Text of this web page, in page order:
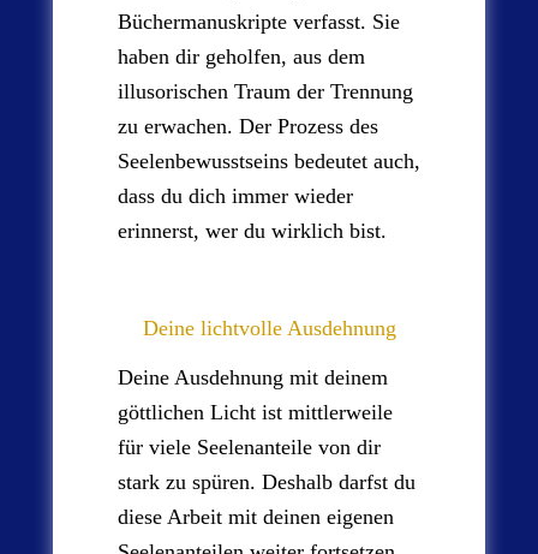
Büchermanuskripte verfasst. Sie
haben dir geholfen, aus dem
illusorischen Traum der Trennung
zu erwachen. Der Prozess des
Seelenbewusstseins bedeutet auch,
dass du dich immer wieder
erinnerst, wer du wirklich bist.
Deine lichtvolle Ausdehnung
Deine Ausdehnung mit deinem
göttlichen Licht ist mittlerweile
für viele Seelenanteile von dir
stark zu spüren. Deshalb darfst du
diese Arbeit mit deinen eigenen